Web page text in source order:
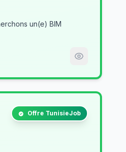
Offre TunisieJob